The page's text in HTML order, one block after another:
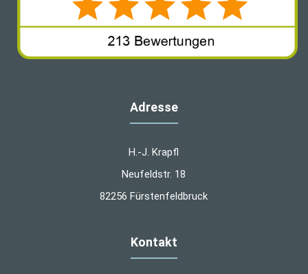
Adresse
H.-J. Krapfl
Neufeldstr. 18
82256 Fürstenfeldbruck
Kontakt